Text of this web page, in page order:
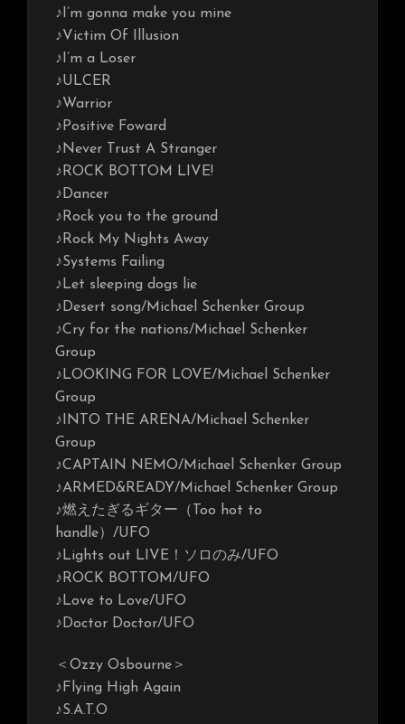
♪I’m gonna make you mine
♪Victim Of Illusion
♪I’m a Loser
♪ULCER
♪Warrior
♪Positive Foward
♪Never Trust A Stranger
♪ROCK BOTTOM LIVE!
♪Dancer
♪Rock you to the ground
♪Rock My Nights Away
♪Systems Failing
♪Let sleeping dogs lie
♪Desert song/Michael Schenker Group
♪Cry for the nations/Michael Schenker
Group
♪LOOKING FOR LOVE/Michael Schenker
Group
♪INTO THE ARENA/Michael Schenker
Group
♪CAPTAIN NEMO/Michael Schenker Group
♪ARMED&READY/Michael Schenker Group
♪燃えたぎるギター（Too hot to
handle）/UFO
♪Lights out LIVE！ソロのみ/UFO
♪ROCK BOTTOM/UFO
♪Love to Love/UFO
♪Doctor Doctor/UFO
＜Ozzy Osbourne＞
♪Flying High Again
♪S.A.T.O